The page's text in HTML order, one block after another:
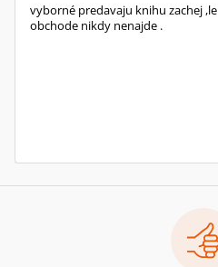
vyborné predavaju knihu zachej
obchode nikdy nenajde .